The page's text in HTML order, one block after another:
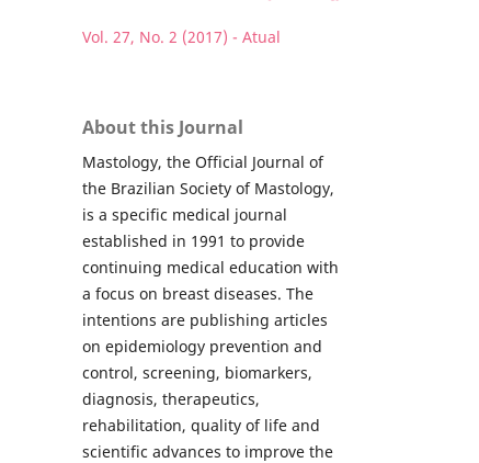
Vol. 27, No. 2 (2017) - Atual
About this Journal
Mastology, the Official Journal of
the Brazilian Society of Mastology,
is a specific medical journal
established in 1991 to provide
continuing medical education with
a focus on breast diseases. The
intentions are publishing articles
on epidemiology prevention and
control, screening, biomarkers,
diagnosis, therapeutics,
rehabilitation, quality of life and
scientific advances to improve the